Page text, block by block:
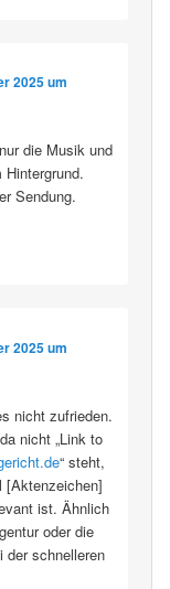
2025 um
die Musik und
Sendung.
2025 um
nicht zufrieden.
nicht „Link to
“ steht,
[Aktenzeichen]
ist. Ähnlich
oder die
der schnelleren